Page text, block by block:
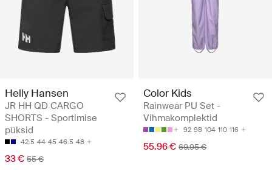
Helly Hansen
JR HH QD CARGO
SHORTS - Sportimise
püksid
42.5 44 45 46.5 48
33 € 55 €
Color Kids
Rainwear PU Set -
Vihmakomplektid
92 98 104 110 116
55.96 € 69.95 €